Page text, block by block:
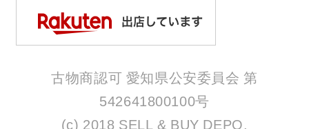
古物商認可 愛知県公安委員会 第
542641800100号
(c) 2018 SELL & BUY DEPO.